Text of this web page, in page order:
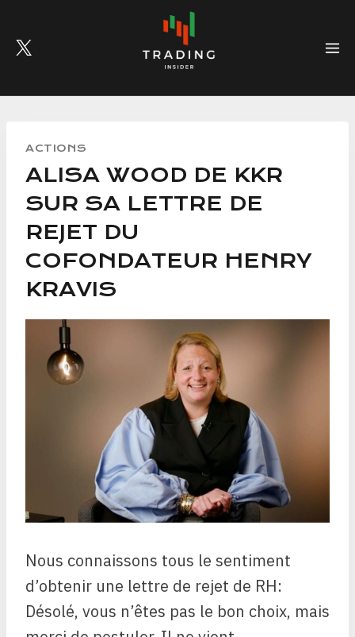
content
ACTIONS
ALISA WOOD DE KKR
SUR SA LETTRE DE
REJET DU
COFONDATEUR HENRY
KRAVIS
Nous connaissons tous le sentiment
d’obtenir une lettre de rejet de RH:
Désolé, vous n’êtes pas le bon choix, mais